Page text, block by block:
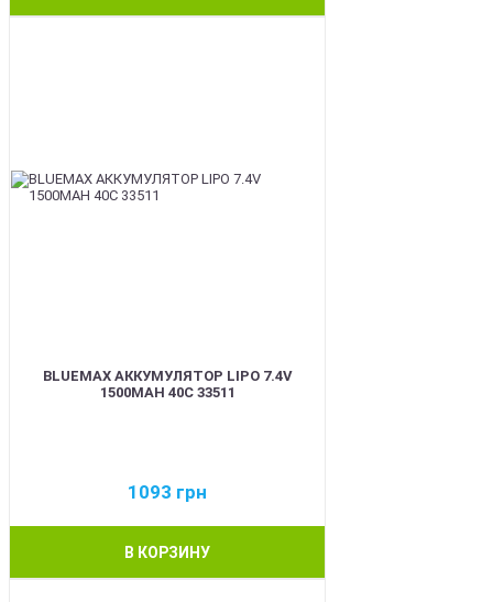
BLUEMAX АККУМУЛЯТОР LIPO 7.4V
1500MAH 40C 33511
1093 грн
В КОРЗИНУ